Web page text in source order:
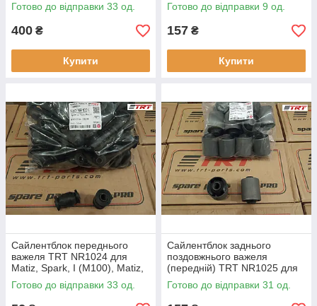
Готово до відправки 33 од.
400 ₴
Купити
Готово до відправки 9 од.
157 ₴
Купити
Сайлентблок переднього
важеля TRT NR1024 для
Matiz, Spark, I (M100), Matiz,
Spark, II (M200), Tico
Готово до відправки 33 од.
Сайлентблок заднього
поздовжнього важеля
(передній) TRT NR1025 для
Matiz, Spark, I (M100), Matiz,
Spark, II (M200), Tico
Готово до відправки 31 од.